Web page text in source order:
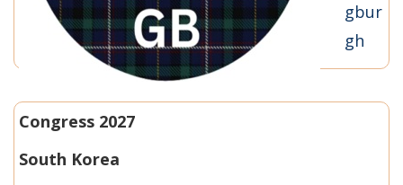
gbur
gh
Congress 2027
South Korea